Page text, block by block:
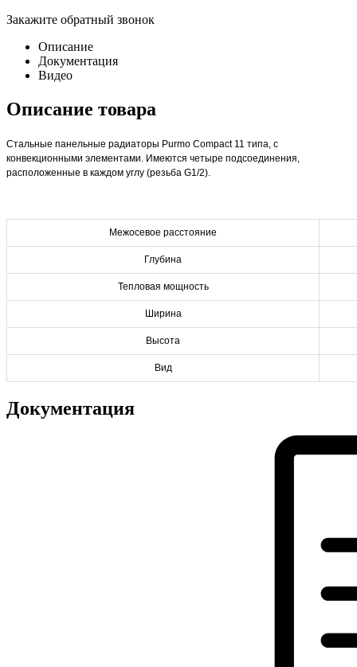
Закажите обратный звонок
Описание
Документация
Видео
Описание товара
Стальные панельные радиаторы Purmo Compact 11 типа, с
конвекционными элементами. Имеются четыре подсоединения,
расположенные в каждом углу (резьба G1/2).
Межосевое расстояние
Глубина
Тепловая мощность
Ширина
Высота
Вид
Документация